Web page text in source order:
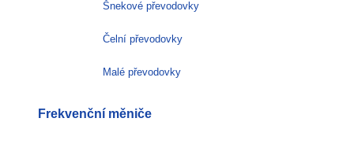
Šnekové převodovky
Čelní převodovky
Malé převodovky
Frekvenční měniče